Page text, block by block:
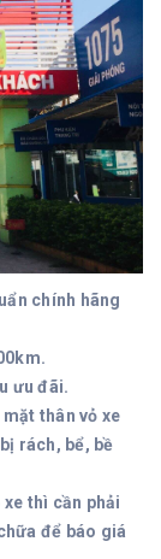
chính hãng
ưu đãi.
thân vỏ xe
rách, bể, bề
thì cần phải
để báo giá